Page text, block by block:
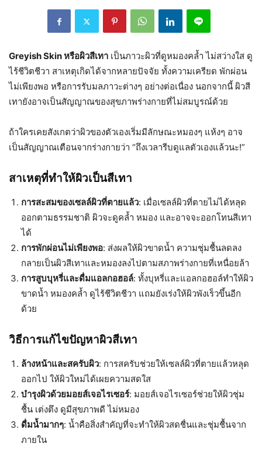
Greyish Skin หรือผิวสีเทา เป็นภาวะผิวที่ดูหมองคล้ำ ไม่สว่างใส ดู
ไร้ชีวิตชีวา สาเหตุเกิดได้จากหลายปัจจัย ทั้งความเครียด พักผ่อน
ไม่เพียงพอ หรือการรับมลภาวะต่างๆ อย่างต่อเนื่อง นอกจากนี้ ผิวสี
เทายังอาจเป็นสัญญาณของสุขภาพร่างกายที่ไม่สมบูรณ์ด้วย
ถ้าใครเคยสังเกตว่าผิวของตัวเองเริ่มมีลักษณะหมองๆ แห้งๆ อาจ
เป็นสัญญาณเตือนจากร่างกายว่า “ถึงเวลารีบดูแลตัวเองแล้วนะ!”
สาเหตุที่ทำให้ผิวเป็นสีเทา
การสะสมของเซลล์ผิวที่ตายแล้ว: เมื่อเซลล์ผิวที่ตายไม่ได้หลุด
ออกตามธรรมชาติ ผิวจะดูคล้ำ หมอง และอาจจะออกโทนสีเทา
ได้
การพักผ่อนไม่เพียงพอ: ส่งผลให้ผิวขาดน้ำ ความชุ่มชื้นลดลง
กลายเป็นผิวสีเทาและหมองลงไปตามสภาพร่างกายที่เหนื่อยล้า
การสูบบุหรี่และดื่มแอลกอฮอล์: ทั้งบุหรี่และแอลกอฮอล์ทำให้ผิว
ขาดน้ำ หมองคล้ำ ดูไร้ชีวิตชีวา แถมยังเร่งให้ผิวพังเร็วขึ้นอีก
ด้วย
วิธีการแก้ไขปัญหาผิวสีเทา
ล้างหน้าและสครับผิว: การสครับช่วยให้เซลล์ผิวที่ตายแล้วหลุด
ออกไป ให้ผิวใหม่ได้เผยความสดใส
บำรุงผิวด้วยมอยส์เจอไรเซอร์: มอยส์เจอไรเซอร์ช่วยให้ผิวชุ่ม
ชื้น เต่งตึง ดูมีสุขภาพดี ไม่หมอง
ดื่มน้ำมากๆ: น้ำคือสิ่งสำคัญที่จะทำให้ผิวสดชื่นและชุ่มชื้นจาก
ภายใน